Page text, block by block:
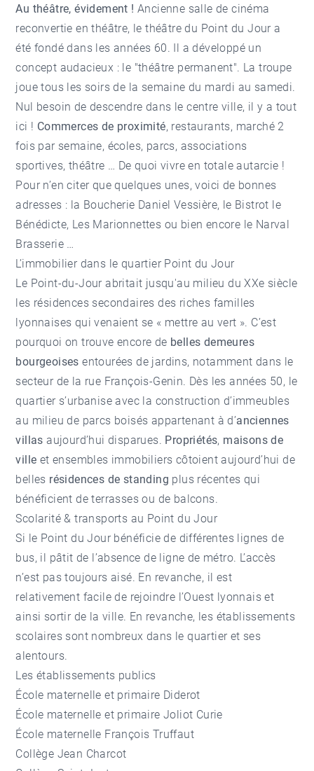
Au théâtre, évidement !Ancienne salle de cinéma
reconvertie en théâtre, le théâtre du Point du Jour a
été fondé dans les années 60. Il a développé un
concept audacieux : le "théâtre permanent". La troupe
joue tous les soirs de la semaine du mardi au samedi.
Nul besoin de descendre dans le centre ville, il y a tout
ici ! Commerces de proximité, restaurants, marché 2
fois par semaine, écoles, parcs, associations
sportives, théâtre … De quoi vivre en totale autarcie !
Pour n’en citer que quelques unes, voici de bonnes
adresses : la Boucherie Daniel Vessière, le Bistrot le
Bénédicte, Les Marionnettes ou bien encore le Narval
Brasserie …
L’immobilier dans le quartier Point du Jour
Le Point-du-Jour abritait jusqu'au milieu du XXe siècle
les résidences secondaires des riches familles
lyonnaises qui venaient se « mettre au vert ». C’est
pourquoi on trouve encore de belles demeures
bourgeoises entourées de jardins, notamment dans le
secteur de la rue François-Genin. Dès les années 50, le
quartier s’urbanise avec la construction d’immeubles
au milieu de parcs boisés appartenant à d’anciennes
villas aujourd’hui disparues. Propriétés, maisons de
ville et ensembles immobiliers côtoient aujourd’hui de
belles résidences de standing plus récentes qui
bénéficient de terrasses ou de balcons.
Scolarité & transports au Point du Jour
Si le Point du Jour bénéficie de différentes lignes de
bus, il pâtit de l’absence de ligne de métro. L’accès
n’est pas toujours aisé. En revanche, il est
relativement facile de rejoindre l’Ouest lyonnais et
ainsi sortir de la ville. En revanche, les établissements
scolaires sont nombreux dans le quartier et ses
alentours.
Les établissements publics
École maternelle et primaire Diderot
École maternelle et primaire Joliot Curie
École maternelle François Truffaut
Collège Jean Charcot